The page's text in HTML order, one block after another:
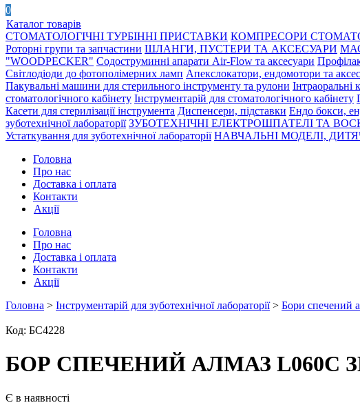
0
Каталог товарів
СТОМАТОЛОГІЧНІ ТУРБІННІ ПРИСТАВКИ КОМПРЕСОРИ
Роторні групи та запчастини ШЛАНГИ, ПУСТЕРИ ТА АКСЕСУАРИ
"WOODPECKER" Содоструминні апарати Air-Flow та аксесуари
Світлодіоди до фотополімерних ламп Апекслокатори, ендомотори та
Пакувальні машини для стерильного інструменту та рулони Інтраоральні
стоматологічного кабінету Інструментарій для стоматологічного кабінету
Касети для стерилізації інструмента Диспенсери, підставки Ендо бокси,
зуботехнічної лабораторії ЗУБОТЕХНІЧНІ ЕЛЕКТРОШПАТЕЛІ ТА
Устаткування для зуботехнічної лабораторії НАВЧАЛЬНІ МОДЕЛІ,
Головна
Про нас
Доставка і оплата
Контакти
Акції
Головна
Про нас
Доставка і оплата
Контакти
Акції
Головна > Інструментарій для зуботехнічної лабораторії> Бори спечений
Код: БС4228
БОР СПЕЧЕНИЙ АЛМАЗ L060C
Є в наявності